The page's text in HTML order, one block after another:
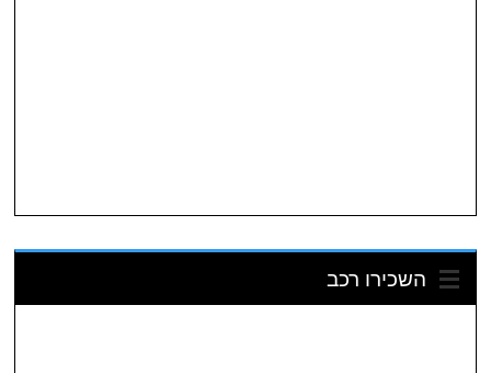
השכירו רכב